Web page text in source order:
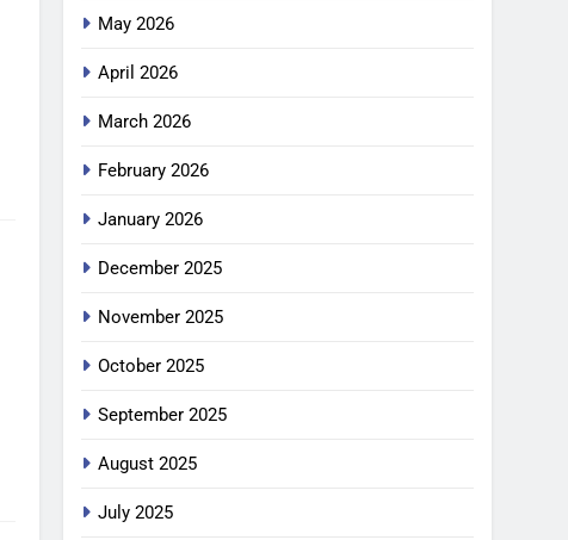
May 2026
April 2026
March 2026
February 2026
January 2026
December 2025
November 2025
October 2025
September 2025
August 2025
July 2025